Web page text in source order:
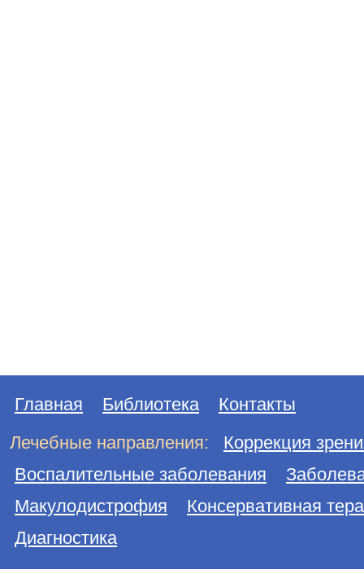
Главная Библиотека
Контакты
Лечебные направления:
Коррекция
Воспалительные заболевания
Макулодистрофия
Консервативная
Диагностика